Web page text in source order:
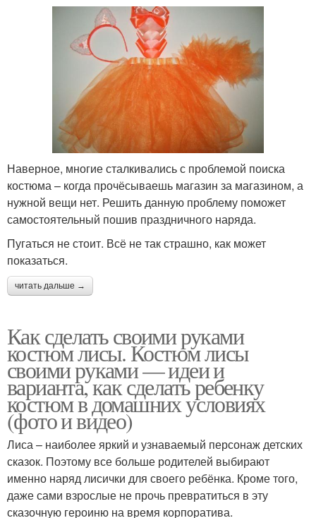
Наверное, многие сталкивались с проблемой поиска
костюма – когда прочёсываешь магазин за магазином, а
нужной вещи нет. Решить данную проблему поможет
самостоятельный пошив праздничного наряда.
Пугаться не стоит. Всё не так страшно, как может
показаться.
читать дальше →
Как сделать своими руками
костюм лисы. Костюм лисы
своими руками — идеи и
варианта, как сделать ребенку
костюм в домашних условиях
(фото и видео)
Лиса – наиболее яркий и узнаваемый персонаж детских
сказок. Поэтому все больше родителей выбирают
именно наряд лисички для своего ребёнка. Кроме того,
даже сами взрослые не прочь превратиться в эту
сказочную героиню на время корпоратива.